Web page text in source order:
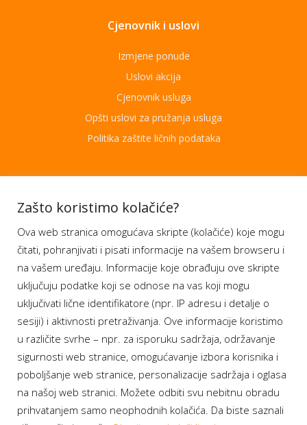
Cjenovnik i uslovi
Izmjene ponude
Uslovi akcija
Cjenovnik usluga
Opšti uslovi za pružanja usluga
Politika zaštite ličnih podataka
Aplikacije
Moj BH Telecom
Dostupnost usluga
Moja webTV
Aukcije BH Telecom
Program lojalnosti
Bonus plus
Prijava za newsletter
Zašto koristimo kolačiće?
Ova web stranica omogućava skripte (kolačiće) koje mogu
čitati, pohranjivati i pisati informacije na vašem browseru i
na vašem uređaju. Informacije koje obrađuju ove skripte
uključuju podatke koji se odnose na vas koji mogu
uključivati lične identifikatore (npr. IP adresu i detalje o
sesiji) i aktivnosti pretraživanja. Ove informacije koristimo
u različite svrhe – npr. za isporuku sadržaja, održavanje
sigurnosti web stranice, omogućavanje izbora korisnika i
poboljšanje web stranice, personalizacije sadržaja i oglasa
na našoj web stranici. Možete odbiti svu nebitnu obradu
prihvatanjem samo neophodnih kolačića. Da biste saznali